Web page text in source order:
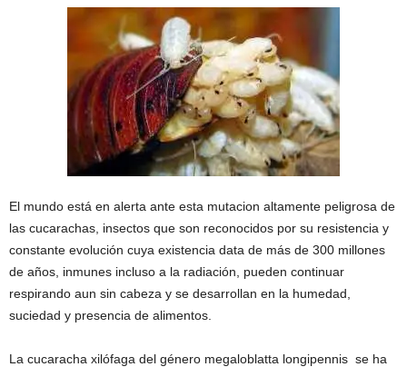
El mundo está en alerta ante esta mutacion altamente peligrosa de
las cucarachas, insectos que son reconocidos por su resistencia y
constante evolución cuya existencia data de más de 300 millones
de años, inmunes incluso a la radiación, pueden continuar
respirando aun sin cabeza y se desarrollan en la humedad,
suciedad y presencia de alimentos.
La cucaracha xilófaga del género megaloblatta longipennis se ha